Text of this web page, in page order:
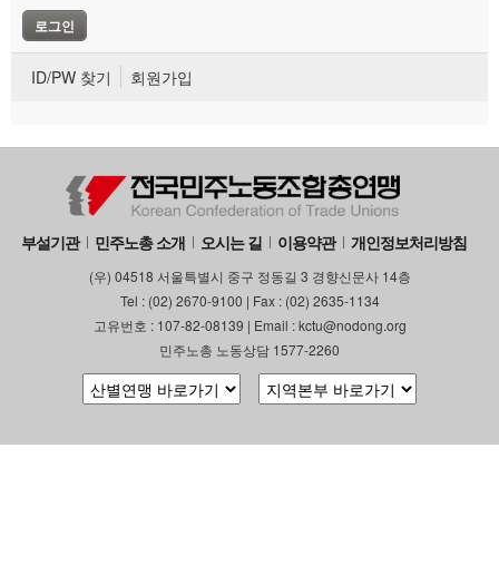
ID/PW 찾기 회원가입
부설기관 민주노총 소개 오시는 길 이용약관 개인정보처리방침
(우) 04518 서울특별시 중구 정동길 3 경향신문사 14층
Tel : (02) 2670-9100 | Fax : (02) 2635-1134
고유번호 : 107-82-08139 | Email : kctu@nodong.org
민주노총 노동상담 1577-2260